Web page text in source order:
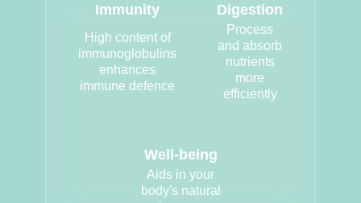
Immunity
High content of
immunoglobulins
enhances
immune defence
Digestion
Process
and absorb
nutrients
more
efficiently
Well-being
Aids in your
body's natural